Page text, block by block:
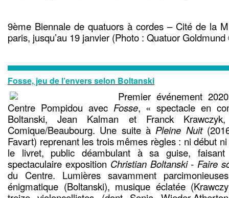
9ème Biennale de quatuors à cordes – Cité de la
paris, jusqu’au 19 janvier (Photo : Quatuor
Fosse, jeu de l’envers selon Boltanski
Premier événement
Centre Pompidou avec Fosse, « spectacle en
Boltanski, Jean Kalman et Franck Krawczyk,
Comique/Beaubourg. Une suite àPleine Nuit
Favart) reprenant les trois mêmes règles : ni début
le livret, public déambulant à sa guise,
spectaculaire exposition Christian Boltanski - Faire
du Centre. Lumières savamment
énigmatique (Boltanski), musique éclatée